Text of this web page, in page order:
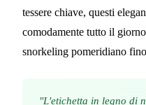
tessere chiave, questi
comodamente tutto il
snorkeling pomeridiano
"L'etichetta in legno di